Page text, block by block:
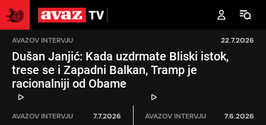
AVAZOV INTERVJU 22.7.2026
Dušan Janjić: Kada uzdrmate Bliski istok,
trese se i Zapadni Balkan, Tramp je
racionalniji od Obame
AVAZOV INTERVJU 7.7.2026 AVAZOV INTERVJU 7.6.2026